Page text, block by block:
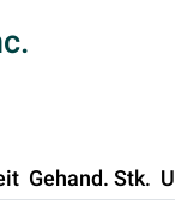
Gehand. Stk.